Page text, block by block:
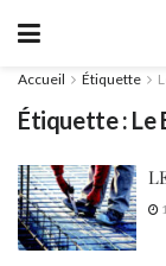
Accueil Étiquette
Étiquette : Le